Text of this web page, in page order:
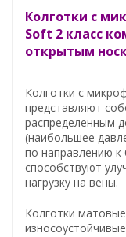
Колготки с
Soft 2 класс
открытым
Колготки с
представляют
распределенным
(наибольшее
по направлению к
способствуют
нагрузку на вены.
Колготки